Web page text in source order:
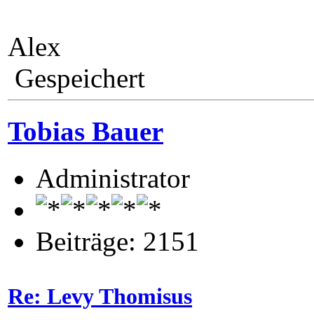
Alex
Gespeichert
Tobias Bauer
Administrator
Beiträge: 2151
Re: Levy Thomisus